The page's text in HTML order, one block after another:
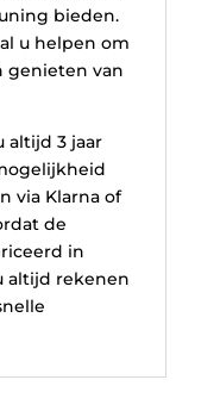
bieden.
u helpen om
genieten van
altijd 3 jaar
via Klarna of
de
in
altijd rekenen